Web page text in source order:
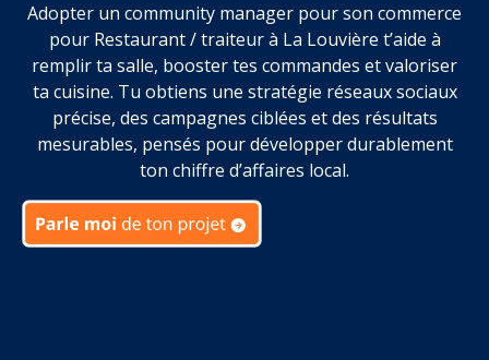
Adopter un community manager pour son commerce
pour Restaurant / traiteur à La Louvière t’aide à
remplir ta salle, booster tes commandes et valoriser
ta cuisine. Tu obtiens une stratégie réseaux sociaux
précise, des campagnes ciblées et des résultats
mesurables, pensés pour développer durablement
ton chiffre d’affaires local.